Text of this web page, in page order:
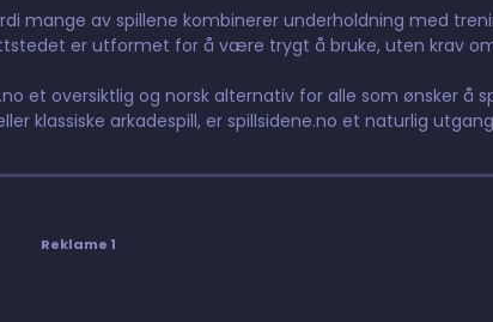
mange av spillene kombinerer underholdning med
er utformet for å være trygt å bruke, uten krav
et oversiktlig og norsk alternativ for alle som ønsker å
klassiske arkadespill, er spillsidene.no et naturlig
Reklame 1